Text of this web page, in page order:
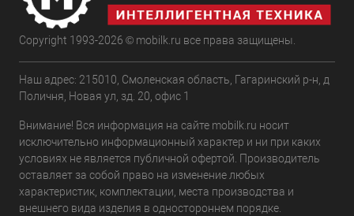
Copyright 1993-2026 © mobilk.ru все права защищены.
Наш адрес: 215010, Смоленская область, Гагаринский р-н, д
Поличня, Новая ул, зд. 20, офис 1
Внимание! Вся информация на сайте mobilk.ru носит
исключительно информационный характер и ни при каких
условиях не является публичной офертой. Производитель
оставляет за собой право на изменение любых
характеристик, комплектации, места производства и
внешнего вида изделия в одностороннем порядке.